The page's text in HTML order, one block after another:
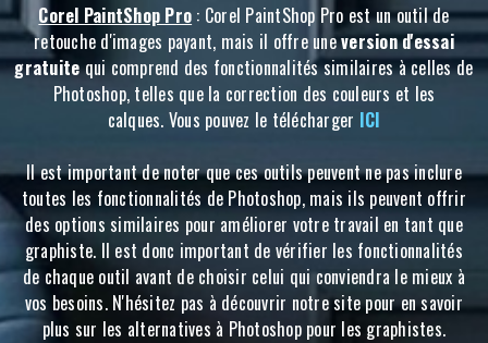
Corel PaintShop Pro : Corel PaintShop Pro est un outil de
retouche d'images payant, mais il offre uneversion d'essai
gratuitequi comprend des fonctionnalités similaires à celles de
Photoshop, telles que la correction des couleurs et les
calques. Vous pouvez le télécharger ICI
Il est important de noter que ces outils peuvent ne pas inclure
toutes les fonctionnalités de Photoshop, mais ils peuvent offrir
des options similaires pour améliorer votre travail en tant que
graphiste. Il est donc important de vérifier les fonctionnalités
de chaque outil avant de choisir celui qui conviendra le mieux à
vos besoins. N'hésitez pas à découvrir notre site pour en savoir
plus sur les alternatives à Photoshop pour les graphistes.